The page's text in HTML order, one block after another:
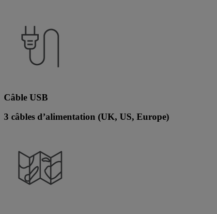
Câble USB
3 câbles d’alimentation (UK, US, Europe)